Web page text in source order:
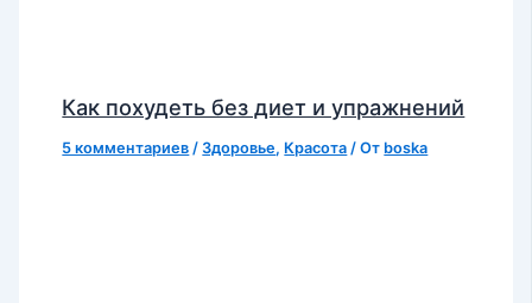
Как похудеть без диет и упражнений
5 комментариев /Здоровье, Красота / От boska